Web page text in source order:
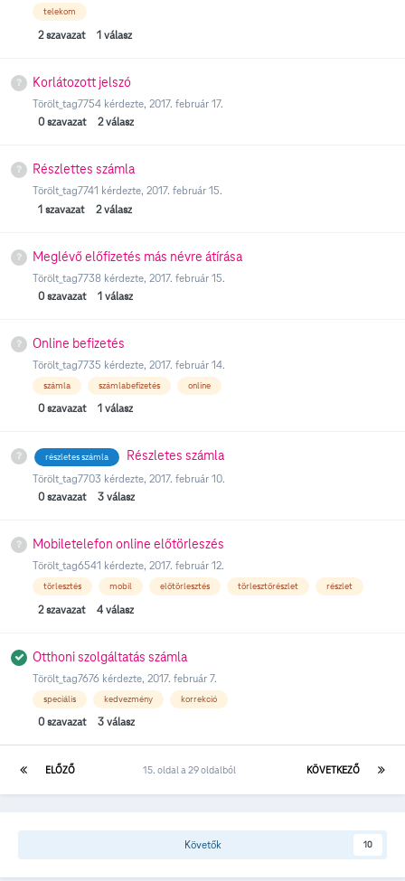
telekom
2 szavazat 1 válasz
Korlátozott jelszó
Törölt_tag7754 kérdezte, 2017. február 17.
0 szavazat 2 válasz
Részlettes számla
Törölt_tag7741 kérdezte, 2017. február 15.
1 szavazat 2 válasz
Meglévő előfizetés más névre átírása
Törölt_tag7738 kérdezte, 2017. február 15.
0 szavazat 1 válasz
Online befizetés
Törölt_tag7735 kérdezte, 2017. február 14.
számla számlabefizetés online
0 szavazat 1 válasz
részletes számla Részletes számla
Törölt_tag7703 kérdezte, 2017. február 10.
0 szavazat 3 válasz
Mobiletelefon online előtörleszés
Törölt_tag6541 kérdezte, 2017. február 12.
törlesztés mobil előtörlesztés törlesztőrészlet részlet
2 szavazat 4 válasz
Otthoni szolgáltatás számla
Törölt_tag7676 kérdezte, 2017. február 7.
speciális kedvezmény korrekció
0 szavazat 3 válasz
ELŐZŐ KÖVETKEZŐ
15. oldal a 29 oldalból
Követők 10